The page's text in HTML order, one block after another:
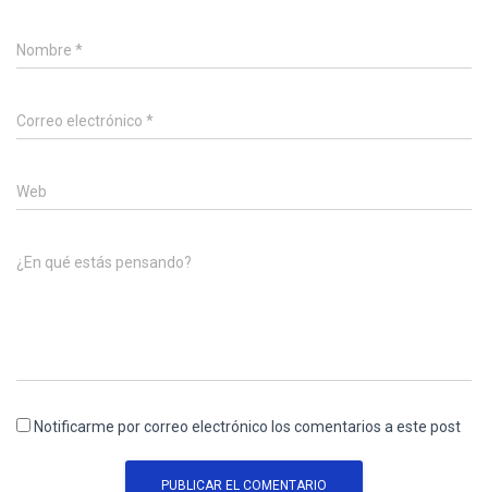
Nombre *
Correo electrónico *
Web
¿En qué estás pensando?
Notificarme por correo electrónico los comentarios a este post